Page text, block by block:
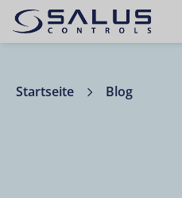
Startseite Blog